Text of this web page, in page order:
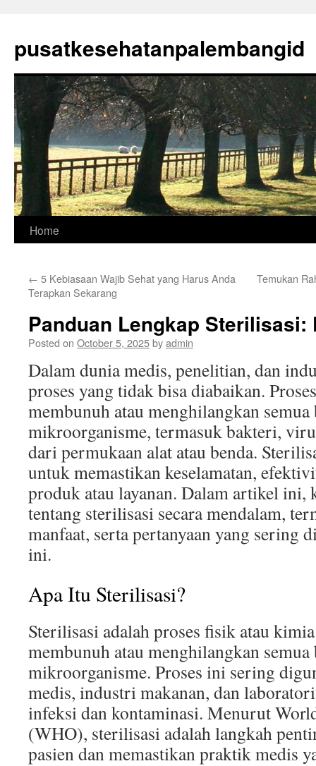
content
pusatkesehatanpalembangid
Home
← 5 Kebiasaan Wajib Sehat yang Harus Anda
Terapkan Sekarang
Temukan
Panduan Lengkap Sterilisasi:
Posted on October 5, 2025byadmin
Dalam dunia medis, penelitian, dan
proses yang tidak bisa diabaikan.
membunuh atau menghilangkan semua
mikroorganisme, termasuk bakteri,
dari permukaan alat atau benda.
untuk memastikan keselamatan,
produk atau layanan. Dalam artikel ini,
tentang sterilisasi secara mendalam,
manfaat, serta pertanyaan yang sering
ini.
Apa Itu Sterilisasi?
Sterilisasi adalah proses fisik atau
membunuh atau menghilangkan semua
mikroorganisme. Proses ini sering
medis, industri makanan, dan
infeksi dan kontaminasi. Menurut
(WHO), sterilisasi adalah langkah
pasien dan memastikan praktik medis